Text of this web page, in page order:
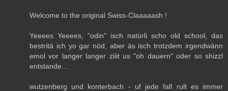
Welcome to the original Swiss-Claaaaash !
Yeeees Yeeees, "odin" isch natürli scho old school, das
bestritä ich yo gar nöd, aber äs isch trotzdem irgendwänn
emol vor langer langer ziiit us "oh dauern" oder so shizzl
entstande...
wutzenberg und konterbach - uf jede fall rult es immer